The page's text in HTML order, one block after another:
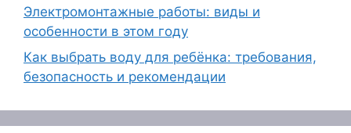
Электромонтажные работы: виды и
особенности в этом году
Как выбрать воду для ребёнка: требования,
безопасность и рекомендации